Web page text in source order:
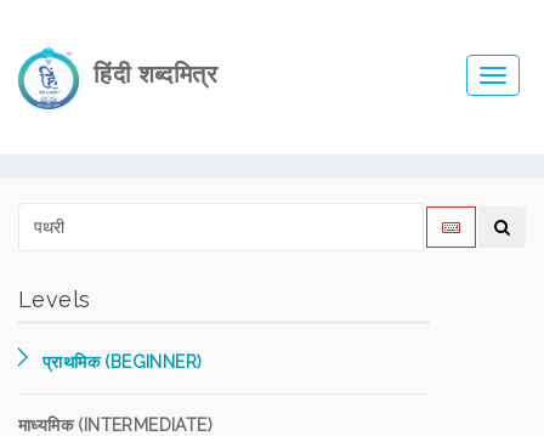
हिंदी शब्दमित्र
Levels
प्राथमिक (BEGINNER)
माध्यमिक (INTERMEDIATE)